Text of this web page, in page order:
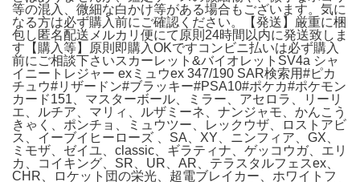
等の混入、微細な白かけ等がある場合もございます。気に
なる方は必ず購入前にご確認ください。【発送】厳重に梱
包し匿名配送メルカリ便にて原則24時間以内に発送致しま
す【購入等】原則即購入OKですコンビニ払いは必ず購入
前にご相談下さいスカーレット&バイオレットSV4a シャ
イニートレジャー exミュウex 347/190 SAR検索用#ピカ
チュウ#リザードン#ブラッキー#PSA10#ポケカ#ポケモン
カード151、マスターボール、ミラー、アセロラ、リーリ
エ、ルチア、マリィ、ルザミーネ、ナンジャモ、かんこう
きゃく、ポンチョ、ミュウツー、レックウザ、ロストアビ
ス、イーブイヒーローズ 、SA、XY、ニンフィア、GX、
ミモザ、ゼイユ、classic、ギラティナ、ゲッコウガ、エリ
カ、コイキング、SR、UR、AR、テラスタルフェスex、
CHR、ロケット団の栄光、超電ブレイカー、ホワイトフ